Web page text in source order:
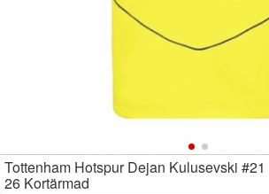
Tottenham Hotspur Dejan Kulusevski
26 Kortärmad